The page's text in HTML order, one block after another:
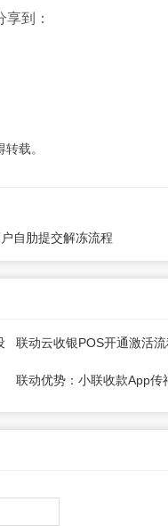
享到：
载。
自肋提交解冻流程
联动云收银POS开通激活流
特惠认证及交易流程
联动优势：小联收款App传